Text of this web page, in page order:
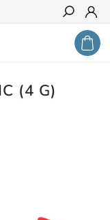
Hledat
(4 G)